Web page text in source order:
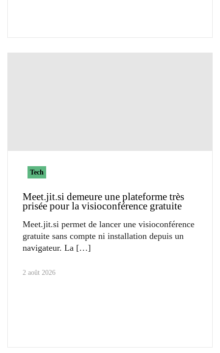
Tech
Meet.jit.si demeure une plateforme très
prisée pour la visioconférence gratuite
Meet.jit.si permet de lancer une visioconférence
gratuite sans compte ni installation depuis un
navigateur. La
2 août 2026